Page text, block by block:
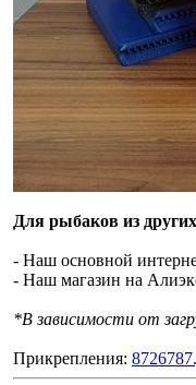
Для рыбаков из
- Наш основной
- Наш магазин на
*В зависимости от
Прикрепления: